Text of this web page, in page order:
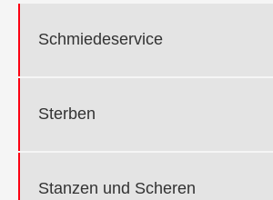
Schmiedeservice
Sterben
Stanzen und Scheren